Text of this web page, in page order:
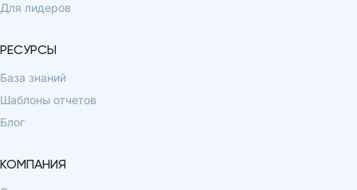
Для лидеров
РЕСУРСЫ
База знаний
Шаблоны отчетов
Блог
КОМПАНИЯ